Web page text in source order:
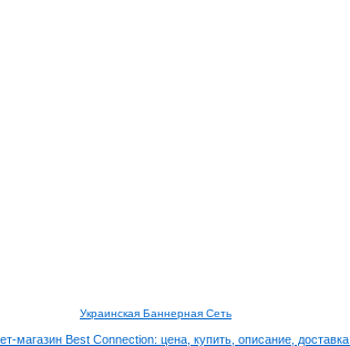
Украинская Баннерная Сеть
магазин Best Connection: цена, купить, описание, доставка.